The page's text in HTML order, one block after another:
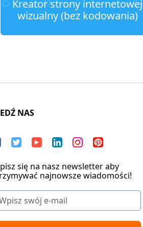
Kreator strony internetowej
wizualny (bez kodowania)
NAS
się na nasz newsletter aby
najnowsze wiadomości!